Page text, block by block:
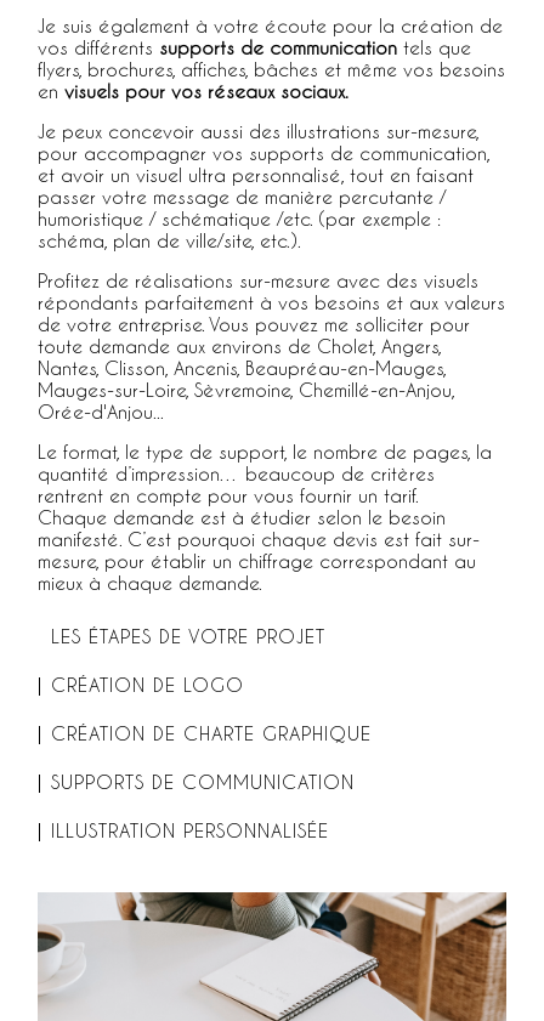
Je suis également à votre écoute pour la création de
vos différents supports de communication tels que
flyers, brochures, affiches, bâches et même vos besoins
en visuels pour vos réseaux sociaux.
Je peux concevoir aussi des illustrations sur-mesure,
pour accompagner vos supports de communication,
et avoir un visuel ultra personnalisé, tout en faisant
passer votre message de manière percutante /
humoristique / schématique /etc. (par exemple :
schéma, plan de ville/site, etc.).
Profitez de réalisations sur-mesure avec des visuels
répondants parfaitement à vos besoins et aux valeurs
de votre entreprise. Vous pouvez me solliciter pour
toute demande aux environs de Cholet, Angers,
Nantes, Clisson, Ancenis, Beaupréau-en-Mauges,
Mauges-sur-Loire, Sèvremoine, Chemillé-en-Anjou,
Orée-d'Anjou...
Le format, le type de support, le nombre de pages, la
quantité d’impression… beaucoup de critères
rentrent en compte pour vous fournir un tarif.
Chaque demande est à étudier selon le besoin
manifesté. C’est pourquoi chaque devis est fait sur-
mesure, pour établir un chiffrage correspondant au
mieux à chaque demande.
LES ÉTAPES DE VOTRE PROJET
CRÉATION DE LOGO
CRÉATION DE CHARTE GRAPHIQUE
SUPPORTS DE COMMUNICATION
ILLUSTRATION PERSONNALISÉE